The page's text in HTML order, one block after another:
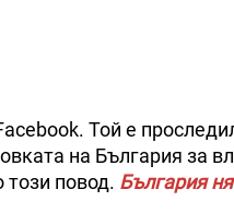
Той е
на България за
повод. България